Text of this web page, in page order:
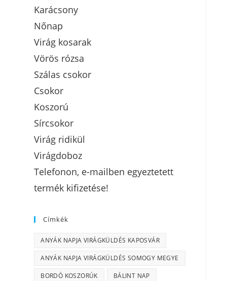
Karácsony
Nőnap
Virág kosarak
Vörös rózsa
Szálas csokor
Csokor
Koszorú
Sírcsokor
Virág ridikül
Virágdoboz
Telefonon, e-mailben egyeztetett
termék kifizetése!
Címkék
ANYÁK NAPJA VIRÁGKÜLDÉS KAPOSVÁR
ANYÁK NAPJA VIRÁGKÜLDÉS SOMOGY MEGYE
BORDÓ KOSZORÚK BÁLINT NAP